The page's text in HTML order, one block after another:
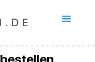
bestellen